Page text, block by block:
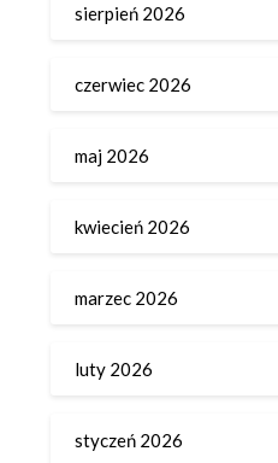
sierpień 2026
czerwiec 2026
maj 2026
kwiecień 2026
marzec 2026
luty 2026
styczeń 2026